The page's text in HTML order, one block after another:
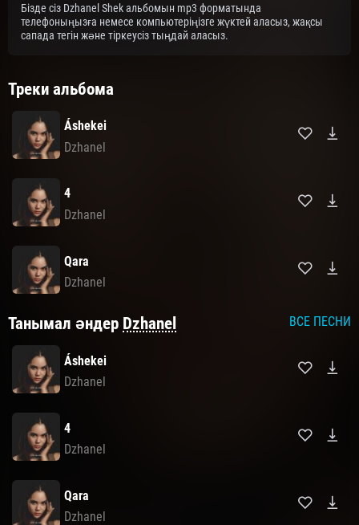
Бізде сіз Dzhanel Shek альбомын mp3 форматында
телефоныңызға немесе компьютеріңізге жүктей аласыз, жақсы
сапада тегін және тіркеусіз тыңдай аласыз.
Треки альбома
Áshekei
Dzhanel
4
Dzhanel
Qara
Dzhanel
Танымал әндер Dzhanel ВСЕ ПЕСНИ
Áshekei
Dzhanel
4
Dzhanel
Qara
Dzhanel